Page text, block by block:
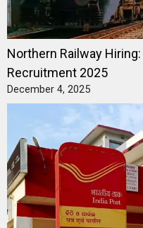
Northern Railway
Recruitment 2025
December 4, 2025